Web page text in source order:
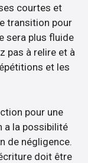
courtes et
transition pour
sera plus fluide
pas à relire et à
et les
pour une
a la possibilité
de négligence.
doit être